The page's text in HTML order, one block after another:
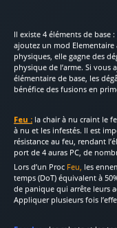
Il existe 4 éléments de base :
ajoutez un mod
physiques, elle gagne des
physique de l’arme. Si
élémentaire de base, les
bénéfice des fusions en
Feu : la chair à nu craint le
à nu et les infestés. Il est
résistance au feu, rendant
port de 4 auras PC, de
Lors d’un Proc Feu, les
temps (DoT) équivalent à
de panique qui arrête leurs
Appliquer plusieurs fois